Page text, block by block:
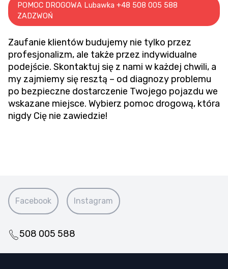
POMOC DROGOWA Lubawka +48 508 005 588
ZADZWOŃ
Zaufanie klientów budujemy nie tylko przez
profesjonalizm, ale także przez indywidualne
podejście. Skontaktuj się z nami w każdej chwili, a
my zajmiemy się resztą – od diagnozy problemu
po bezpieczne dostarczenie Twojego pojazdu we
wskazane miejsce. Wybierz pomoc drogową, która
nigdy Cię nie zawiedzie!
Facebook Instagram
508 005 588